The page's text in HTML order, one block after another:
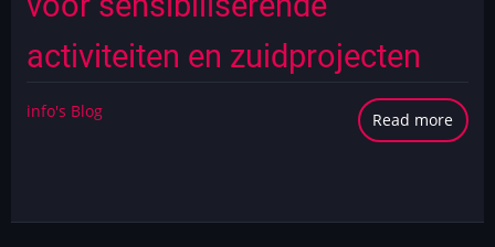
activiteiten en zuidprojecten
Read more
info's Blog